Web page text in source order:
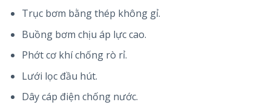
Trục bơm bằng thép không gỉ.
Buồng bơm chịu áp lực cao.
Phớt cơ khí chống rò rỉ.
Lưới lọc đầu hút.
Dây cáp điện chống nước.